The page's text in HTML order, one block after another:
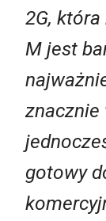
2G,
M jest
znacznie
gotowy